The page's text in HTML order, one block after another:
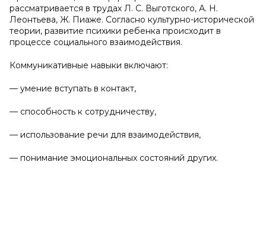
рассматривается в трудах Л. С. Выготского, А. Н.
Леонтьева, Ж. Пиаже. Согласно культурно-исторической
теории, развитие психики ребенка происходит в
процессе социального взаимодействия.
Коммуникативные навыки включают:
— умение вступать в контакт,
— способность к сотрудничеству,
— использование речи для взаимодействия,
— понимание эмоциональных состояний других.